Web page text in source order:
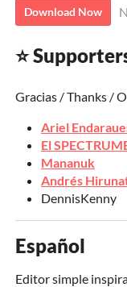
Download Now
⭐
Gracias / Thanks /
Ariel
El
Mananuk
Andrés
DennisKenny
Español
Editor simple